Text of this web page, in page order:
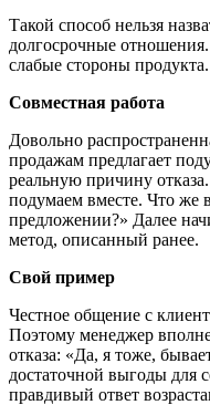
Такой способ нельзя
долгосрочные
слабые стороны продукта.
Совместная работа
Довольно
продажам предлагает
реальную причину
подумаем вместе. Что же
предложении?» Далее
метод, описанный ранее.
Свой пример
Честное общение с
Поэтому менеджер
отказа: «Да, я тоже,
достаточной выгоды для
правдивый ответ